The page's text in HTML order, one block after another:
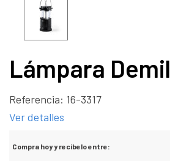
Lámpara Demil
Referencia: 16-3317
Ver detalles
Compra hoy y recibelo entre: